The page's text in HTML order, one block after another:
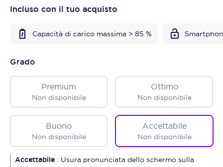
Incluso con il tuo acquisto
Capacità di carico massima > 85 %
Grado
Premium
Non disponibile
Ottimo
Non disponibile
Buono
Non disponibile
Accettabile
Non disponibile
Accettabile : Usura pronunciata dello schermo sulla